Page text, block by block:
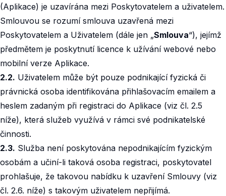
(Aplikace) je uzavírána mezi Poskytovatelem a uživatelem.
Smlouvou se rozumí smlouva uzavřená mezi
Poskytovatelem a Uživatelem (dále jen „Smlouva“), jejímž
předmětem je poskytnutí licence k užívání webové nebo
mobilní verze Aplikace.‍
2.2. Uživatelem může být pouze podnikající fyzická či
právnická osoba identifikována přihlašovacím emailem a
heslem zadaným při registraci do Aplikace (viz čl. 2.5
níže), která služeb využívá v rámci své podnikatelské
činnosti.‍
2.3. Služba není poskytována nepodnikajícím fyzickým
osobám a učiní-li taková osoba registraci, poskytovatel
prohlašuje, že takovou nabídku k uzavření Smlouvy (viz
čl. 2.6. níže) s takovým uživatelem nepřijímá.‍